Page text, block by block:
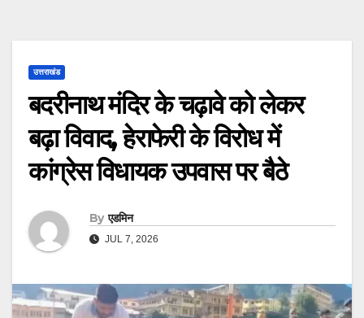
उत्तराखंड
बदरीनाथ मंदिर के चढ़ावे को लेकर
बढ़ा विवाद, हेराफेरी के विरोध में
कांग्रेस विधायक उपवास पर बैठे
By एडमिन
JUL 7, 2026